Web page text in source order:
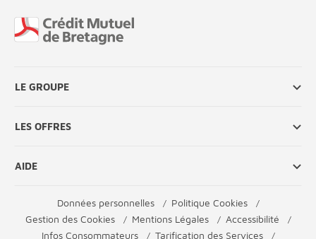
LE GROUPE
LES OFFRES
AIDE
Données personnelles
Politique Cookies
Gestion des Cookies
Mentions Légales
Accessibilité
Infos Consommateurs
Tarification des Services
Fin de page